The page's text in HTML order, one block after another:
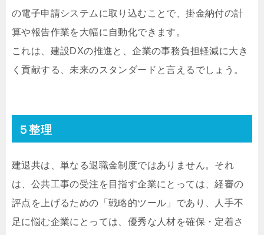
の電子申請システムに取り込むことで、掛金納付の計
算や報告作業を大幅に自動化できます。
これは、建設DXの推進と、企業の事務負担軽減に大き
く貢献する、未来のスタンダードと言えるでしょう。
５整理
建退共は、単なる退職金制度ではありません。それ
は、公共工事の受注を目指す企業にとっては、経審の
評点を上げるための「戦略的ツール」であり、人手不
足に悩む企業にとっては、優秀な人材を確保・定着さ